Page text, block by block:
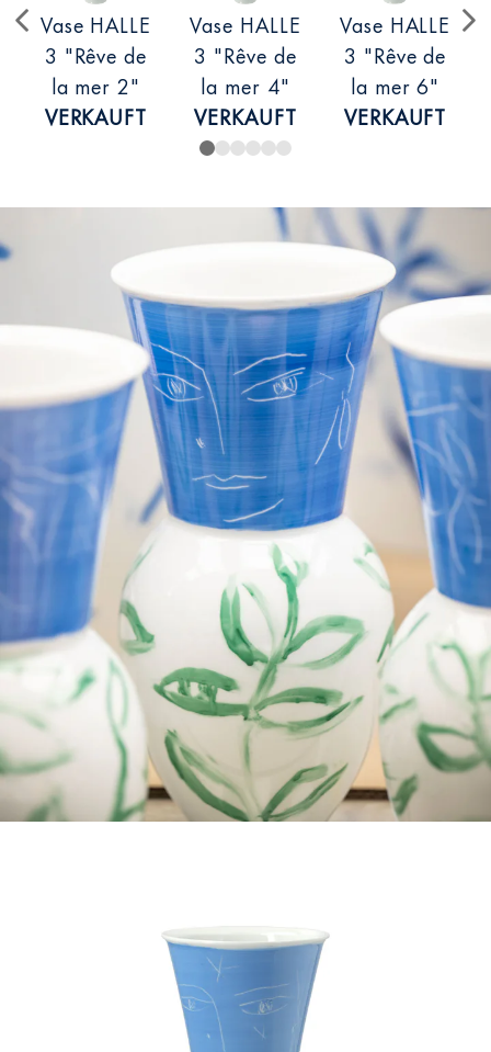
Vase HALLE
3 "Rêve de
la mer 2"
VERKAUFT
Vase HALLE
3 "Rêve de
la mer 4"
VERKAUFT
Vase HALLE
3 "Rêve de
la mer 6"
VERKAUFT